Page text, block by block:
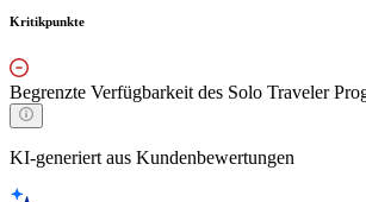
Kritikpunkte
Begrenzte Verfügbarkeit des Solo Traveler
KI-generiert aus Kundenbewertungen